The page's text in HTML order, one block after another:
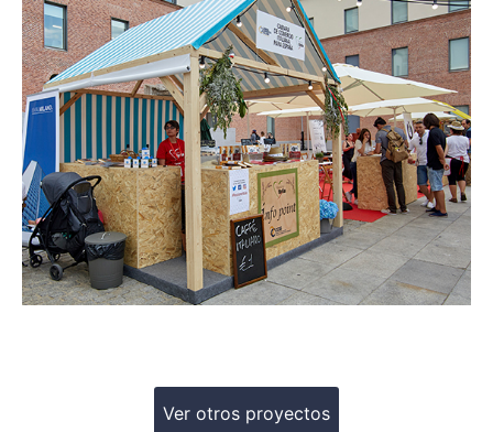
Ver otros proyectos